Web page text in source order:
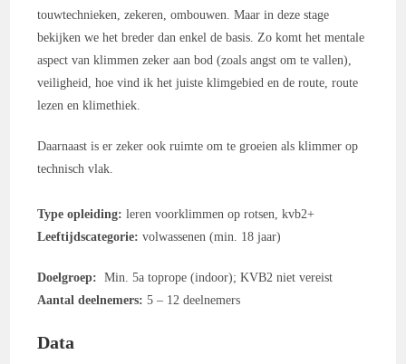
touwtechnieken, zekeren, ombouwen. Maar in deze stage
bekijken we het breder dan enkel de basis. Zo komt het mentale
aspect van klimmen zeker aan bod (zoals angst om te vallen),
veiligheid, hoe vind ik het juiste klimgebied en de route, route
lezen en klimethiek.
Daarnaast is er zeker ook ruimte om te groeien als klimmer op
technisch vlak.
Type opleiding: leren voorklimmen op rotsen, kvb2+
Leeftijdscategorie: volwassenen (min. 18 jaar)
Doelgroep: Min. 5a toprope (indoor); KVB2 niet vereist
Aantal deelnemers: 5 – 12 deelnemers
Data